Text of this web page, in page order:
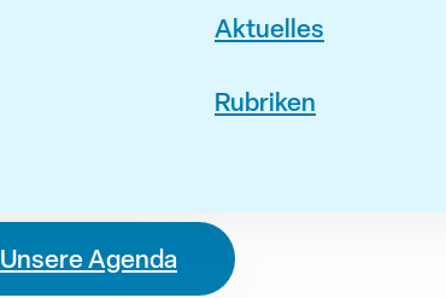
Aktuelles
Rubriken
Unsere Agenda